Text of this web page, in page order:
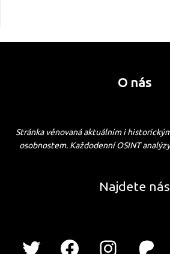
O nás
Stránka věnovaná aktuálním i
osobnostem. Každodenní OSINT
Najdete nás